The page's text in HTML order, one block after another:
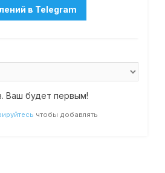
Ваш будет первым!
чтобы добавлять